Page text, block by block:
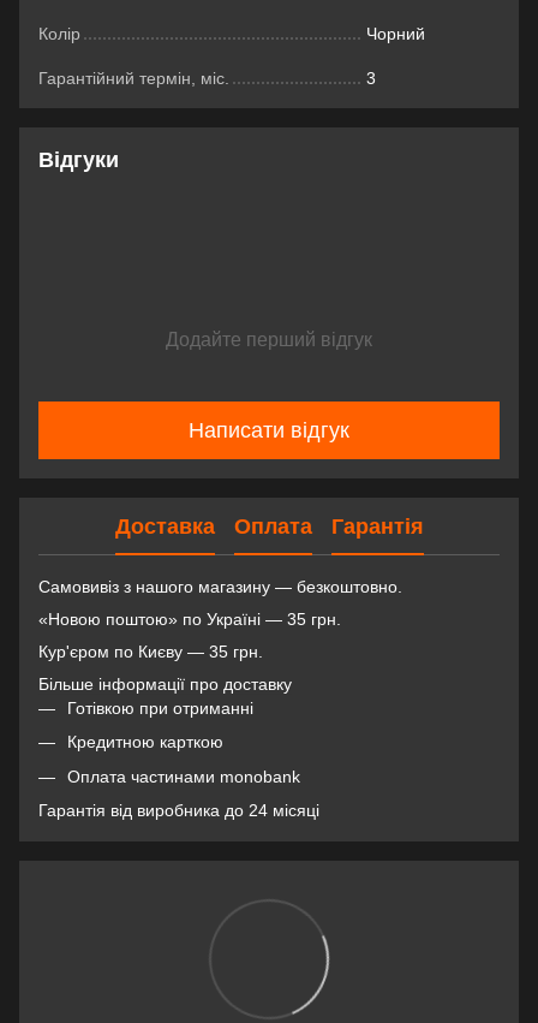
Колір Чорний
Гарантійний термін, міс. 3
Відгуки
Додайте перший відгук
Написати відгук
Доставка Оплата Гарантія
Самовивіз з нашого магазину — безкоштовно.
«Новою поштою» по Україні — 35 грн.
Кур'єром по Києву — 35 грн.
Більше інформації про доставку
Готівкою при отриманні
Кредитною карткою
Оплата частинами monobank
Гарантія від виробника до 24 місяці